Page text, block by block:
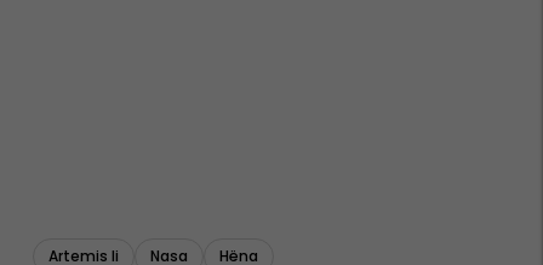
Artemis Ii Nasa Hëna